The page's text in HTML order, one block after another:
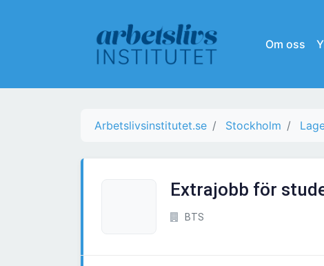
Om oss
Arbetslivsinstitutet.se Stockholm
Extrajobb för
BTS